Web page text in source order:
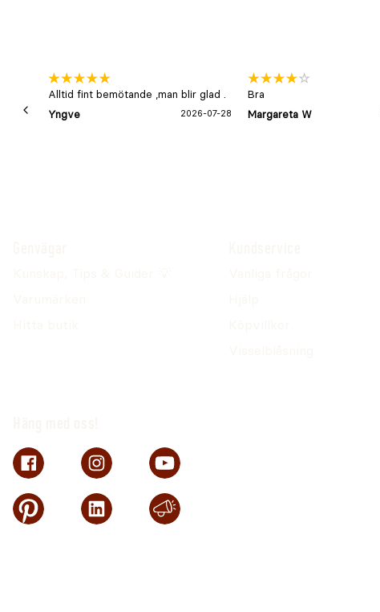
Alltid fint bemötande ,man blir glad .
Yngve
2026-07-28
Bra
Margareta W